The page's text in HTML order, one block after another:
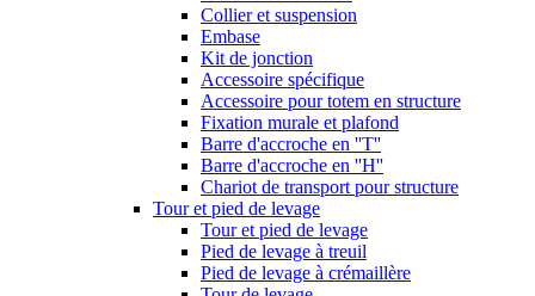
Collier et suspension
Embase
Kit de jonction
Accessoire spécifique
Accessoire pour totem en structure
Fixation murale et plafond
Barre d'accroche en ''T''
Barre d'accroche en ''H''
Chariot de transport pour structure
Tour et pied de levage
Tour et pied de levage
Pied de levage à treuil
Pied de levage à crémaillère